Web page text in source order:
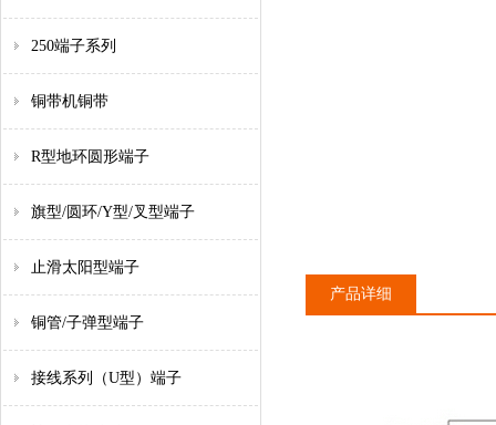
250端子系列
铜带机铜带
R型地环圆形端子
旗型/圆环/Y型/叉型端子
止滑太阳型端子
铜管/子弹型端子
接线系列（U型）端子
产品详细